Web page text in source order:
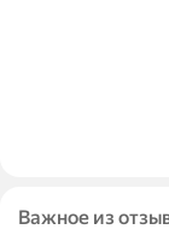
Важное из